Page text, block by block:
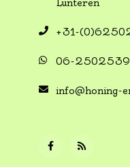
Lunteren
+31-
06-
info@honing-